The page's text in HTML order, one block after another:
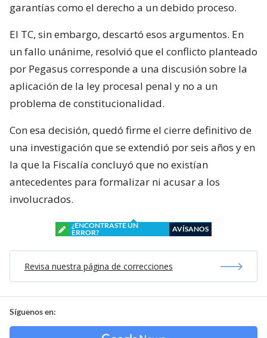
garantías como el derecho a un debido proceso.
El TC, sin embargo, descartó esos argumentos. En
un fallo unánime, resolvió que el conflicto planteado
por Pegasus corresponde a una discusión sobre la
aplicación de la ley procesal penal y no a un
problema de constitucionalidad.
Con esa decisión, quedó firme el cierre definitivo de
una investigación que se extendió por seis años y en
la que la Fiscalía concluyó que no existían
antecedentes para formalizar ni acusar a los
involucrados.
¿ENCONTRASTE UN
ERROR?
AVÍSANOS
Revisa nuestra página de correcciones
Síguenos en: